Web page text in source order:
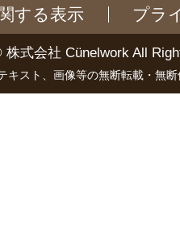
する表示 プラ
株式会社 Cünelwork All
キスト、画像等の無断転載・無